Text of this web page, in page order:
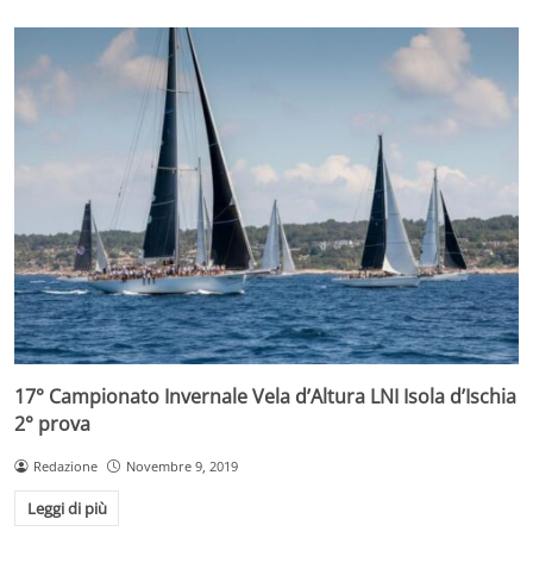
17° Campionato Invernale Vela d’Altura LNI Isola d’Ischia
2° prova
Redazione Novembre 9, 2019
Leggi di più